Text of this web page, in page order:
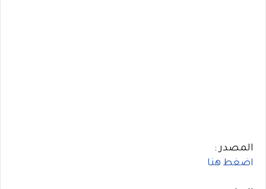
المصدر :
اضغط هنا